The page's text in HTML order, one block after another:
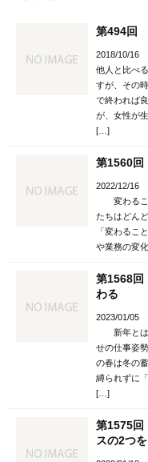
第494回
2018/10/16
他人と比べ
すが、その
で終われば
が、女性が
[…]
第1560回
2022/12/16
変わるこ
たちはどん
「変わるこ
や業務の変
第1568回
わる
2023/01/05
新年とは
せの仕事姿
の春は冬の
縛られずに
[…]
第1575回
スの2つ